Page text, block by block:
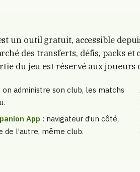
un outil gratuit, accessible
des transferts, défis, packs et
du jeu est réservé aux joueurs
on administre son club, les matchs
App : navigateur d’un côté,
l’autre, même club.